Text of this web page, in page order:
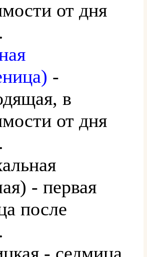
от дня
-
в
от дня
- первая
после